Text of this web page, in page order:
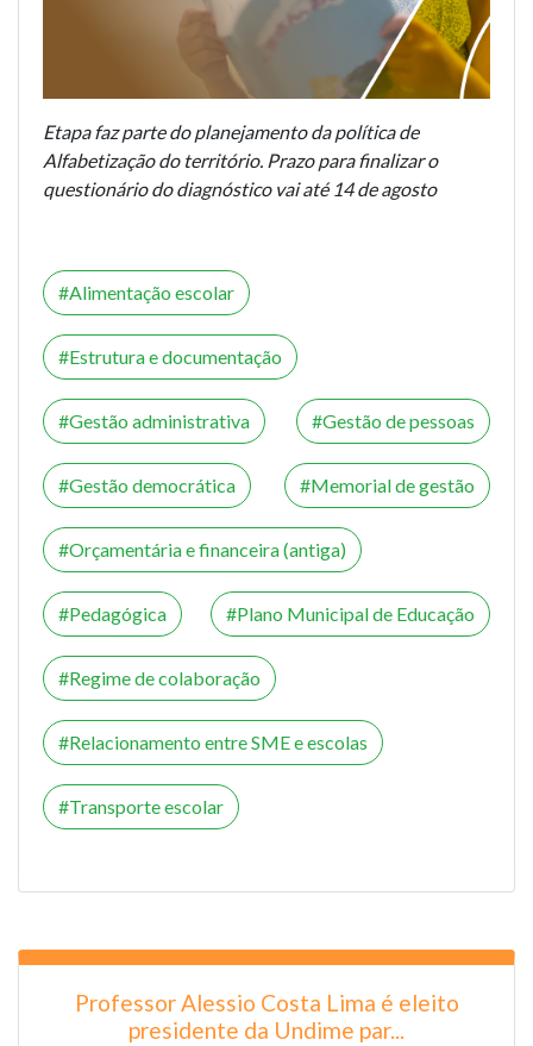
Etapa faz parte do planejamento da política de
Alfabetização do território. Prazo para finalizar o
questionário do diagnóstico vai até 14 de agosto
Alimentação escolar
Estrutura e documentação
Gestão administrativa Gestão de pessoas
Gestão democrática Memorial de gestão
Orçamentária e financeira (antiga)
Pedagógica Plano Municipal de Educação
Regime de colaboração
Relacionamento entre SME e escolas
Transporte escolar
Professor Alessio Costa Lima é eleito
presidente da Undime par...